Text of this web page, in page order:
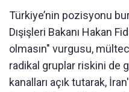
Türkiye’nin pozisyonu
Dışişleri Bakanı Hakan
olmasın" vurgusu,
radikal gruplar riskini de
kanalları açık tutarak,